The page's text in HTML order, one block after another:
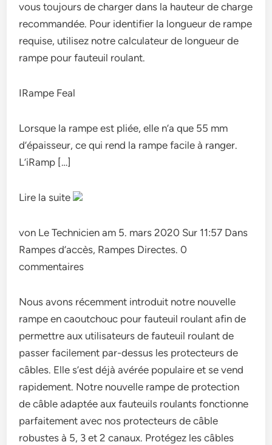
vous toujours de charger dans la hauteur de charge
recommandée. Pour identifier la longueur de rampe
requise, utilisez notre calculateur de longueur de
rampe pour fauteuil roulant.
IRampe Feal
Lorsque la rampe est pliée, elle n’a que 55 mm
d’épaisseur, ce qui rend la rampe facile à ranger.
L’iRamp […]
Lire la suite
von Le Technicien am 5. mars 2020 Sur 11:57 Dans
Rampes d’accès, Rampes Directes. 0
commentaires
Nous avons récemment introduit notre nouvelle
rampe en caoutchouc pour fauteuil roulant afin de
permettre aux utilisateurs de fauteuil roulant de
passer facilement par-dessus les protecteurs de
câbles. Elle s’est déjà avérée populaire et se vend
rapidement. Notre nouvelle rampe de protection
de câble adaptée aux fauteuils roulants fonctionne
parfaitement avec nos protecteurs de câble
robustes à 5, 3 et 2 canaux. Protégez les câbles